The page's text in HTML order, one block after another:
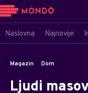
Naslovna Najnovije
Magazin Dom
Ljudi